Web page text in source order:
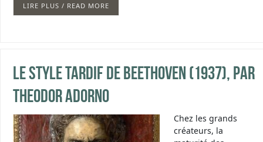
LIRE PLUS / READ MORE
Le style tardif de Beethoven (1937), par
Theodor Adorno
Chez les grands
créateurs, la